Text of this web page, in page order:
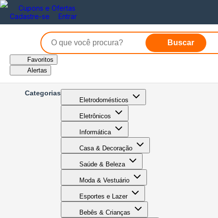
Cupons e Ofertas
Cadastre-se
Entrar
Buscar
Favoritos
Alertas
Categorias
Eletrodomésticos
Eletrônicos
Informática
Casa & Decoração
Saúde & Beleza
Moda & Vestuário
Esportes e Lazer
Bebês & Crianças